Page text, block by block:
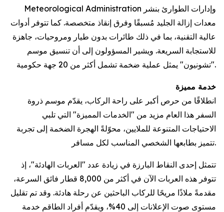
Meteorological Administration وإدارات الطوارئ بنشر
معدات إزالة الجليد مُسبقًا وفرق إنقاذ متخصصة. كما تتوفر أدوات
عالية التقنية، بما في ذلك طائرات بدون طيار ومروحيات، جاهزة
للاستجابة السريعة. ويشير المسؤولون إلى أن تنسيق موسم
"تشونيون" يمثل عملية ضخمة تشمل أكثر من 20 جهة حكومية.
خدمة مميزة
انطلاقًا من حرص أكبر على راحة الركاب، يقدّم موسم ذروة
السفر هذا العام مزيد من "الخدمات المميزة" التي تلبي
الاحتياجات المتنوعة للملايين، محوّلةً الهجرة الضخمة إلى تجربة
تتميز بطابعها الشخصي المناسب لكل مسافر.
تتمثل إحدى النقاط البارزة في زيادة عدد "العربات الهادئة"، إذ
تتوفر هذه العربات الآن في أكثر من 8,000 قطار فائق السرعة،
مقدمةً ملاذًا مريحًا للركاب الباحثين عن رحلة هادئة. وقد تم تقليل
مستوى صوت الإعلانات إلى 40%، ويقدّم أفراد الطاقم خدمة